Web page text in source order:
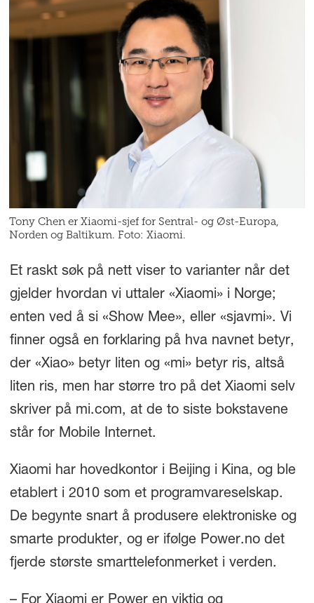
Tony Chen er Xiaomi-sjef for Sentral- og Øst-Europa,
Norden og Baltikum. Foto: Xiaomi.
Et raskt søk på nett viser to varianter når det
gjelder hvordan vi uttaler «Xiaomi» i Norge;
enten ved å si «Show Mee», eller «sjavmi». Vi
finner også en forklaring på hva navnet betyr,
der «Xiao» betyr liten og «mi» betyr ris, altså
liten ris, men har større tro på det Xiaomi selv
skriver på mi.com, at de to siste bokstavene
står for Mobile Internet.
Xiaomi har hovedkontor i Beijing i Kina, og ble
etablert i 2010 som et programvareselskap.
De begynte snart å produsere elektroniske og
smarte produkter, og er ifølge Power.no det
fjerde største smarttelefonmerket i verden.